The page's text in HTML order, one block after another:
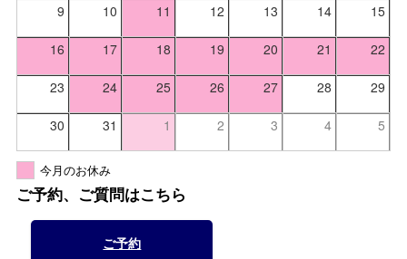
9 10 11 12 13 14 15
16 17 18 19 20 21 22
23 24 25 26 27 28 29
30 31 1 2 3 4 5
今月のお休み
ご予約、ご質問はこちら
ご予約